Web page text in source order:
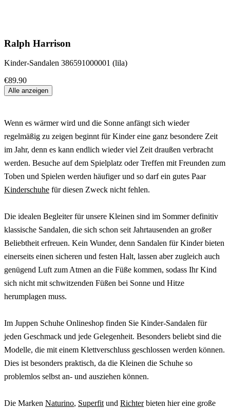
Ralph Harrison
Kinder-Sandalen 386591000001 (lila)
€89.90
Alle anzeigen
Wenn es wärmer wird und die Sonne anfängt sich wieder
regelmäßig zu zeigen beginnt für Kinder eine ganz besondere Zeit
im Jahr, denn es kann endlich wieder viel Zeit draußen verbracht
werden. Besuche auf dem Spielplatz oder Treffen mit Freunden zum
Toben und Spielen werden häufiger und so darf ein gutes Paar
Kinderschuhe für diesen Zweck nicht fehlen.
Die idealen Begleiter für unsere Kleinen sind im Sommer definitiv
klassische Sandalen, die sich schon seit Jahrtausenden an großer
Beliebtheit erfreuen. Kein Wunder, denn Sandalen für Kinder bieten
einerseits einen sicheren und festen Halt, lassen aber zugleich auch
genügend Luft zum Atmen an die Füße kommen, sodass Ihr Kind
sich nicht mit schwitzenden Füßen bei Sonne und Hitze
herumplagen muss.
Im Juppen Schuhe Onlineshop finden Sie Kinder-Sandalen für
jeden Geschmack und jede Gelegenheit. Besonders beliebt sind die
Modelle, die mit einem Klettverschluss geschlossen werden können.
Dies ist besonders praktisch, da die Kleinen die Schuhe so
problemlos selbst an- und ausziehen können.
Die Marken Naturino, Superfit und Richterbieten hier eine große